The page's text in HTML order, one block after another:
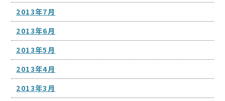
2013年7月
2013年6月
2013年5月
2013年4月
2013年3月